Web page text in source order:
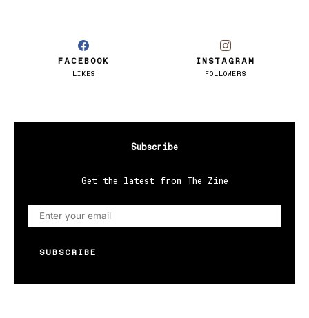
FACEBOOK
LIKES
INSTAGRAM
FOLLOWERS
Subscribe
Get the latest from The Zine
SUBSCRIBE